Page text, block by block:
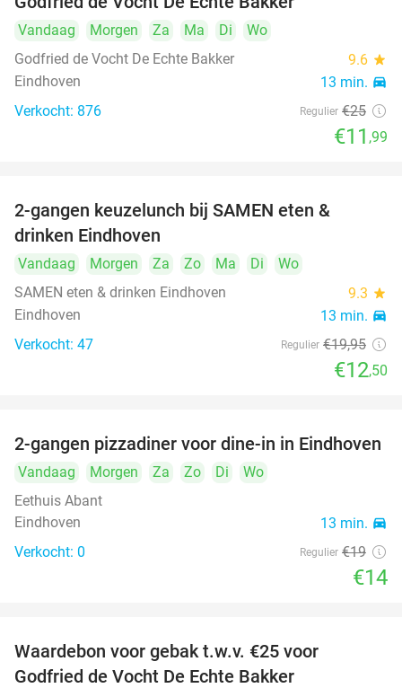
Vandaag Morgen Za Ma Di
Wo
Godfried de Vocht De Echte Bakker
9.6 star
Eindhoven 13 min. directions_car
Verkocht: 876 Regulier €25
€11 ,99
2-gangen keuzelunch bij SAMEN eten &
drinken Eindhoven
Vandaag Morgen Za Zo Ma Di
Wo
SAMEN eten & drinken Eindhoven
9.3 star
Eindhoven 13 min. directions_car
Verkocht: 47 Regulier €19,95
€12,50
26%
2-gangen pizzadiner voor dine-in in Eindhoven
Vandaag Morgen Za Zo Di
Wo
Eethuis Abant
Eindhoven
13 min. directions_car
Verkocht: 0 Regulier €19
€14
Waardebon voor gebak t.w.v. €25 voor
Godfried de Vocht De Echte Bakker